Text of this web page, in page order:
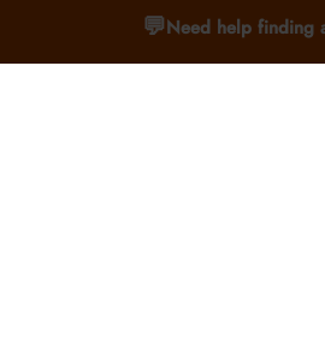
¿Los cursos están afiliados a
💬Need help finding